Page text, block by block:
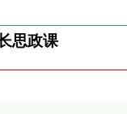
思政课